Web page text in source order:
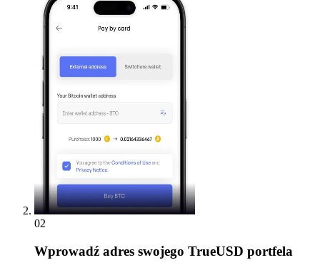
02
Wprowadź adres swojego TrueUSD portfela